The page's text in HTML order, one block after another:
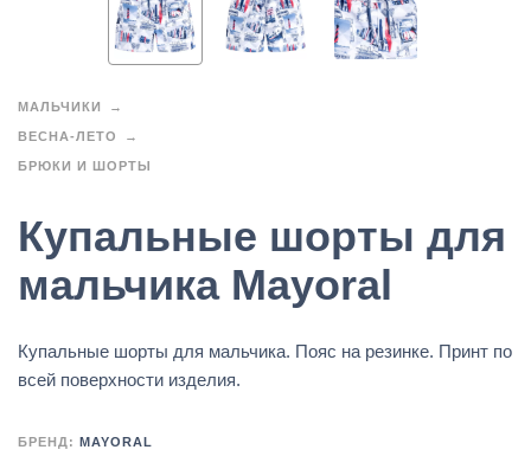
МАЛЬЧИКИ
ВЕСНА-ЛЕТО
БРЮКИ И ШОРТЫ
Купальные шорты для
мальчика Mayoral
Купальные шорты для мальчика. Пояс на резинке. Принт по
всей поверхности изделия.
БРЕНД: MAYORAL